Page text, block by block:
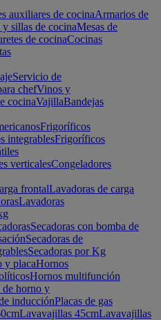
auxiliares de cocinaArmarios de
sillas de cocinaMesas de
de cocinaCocinas
Servicio de
chefVinos y
cocinaVajillaBandejas
Frigoríficos
integrablesFrigoríficos
verticalesCongeladores
frontalLavadoras de carga
Lavadoras
Secadoras con bomba de
Secadoras de
Secadoras por Kg
y placaHornos
Hornos multifunción
horno y
inducciónPlacas de gas
Lavavajillas 45cmLavavajillas